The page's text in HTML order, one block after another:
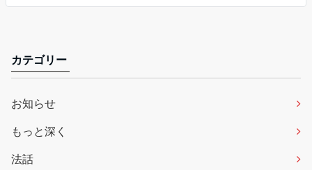
カテゴリー
お知らせ
もっと深く
法話